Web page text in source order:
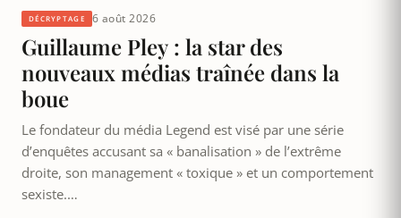
DÉCRYPTAGE 6 août 2026
Guillaume Pley : la star des
nouveaux médias traînée dans la
boue
Le fondateur du média Legend est visé par une série
d’enquêtes accusant sa « banalisation » de l’extrême
droite, son management « toxique » et un comportement
sexiste.…